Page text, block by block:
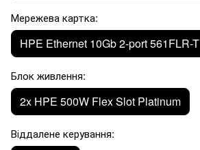
Мережева картка:
HPE Ethernet 10Gb 2-port 561FLR-T
Блок живлення:
2x HPE 500W Flex Slot Platinum
Віддалене керування: